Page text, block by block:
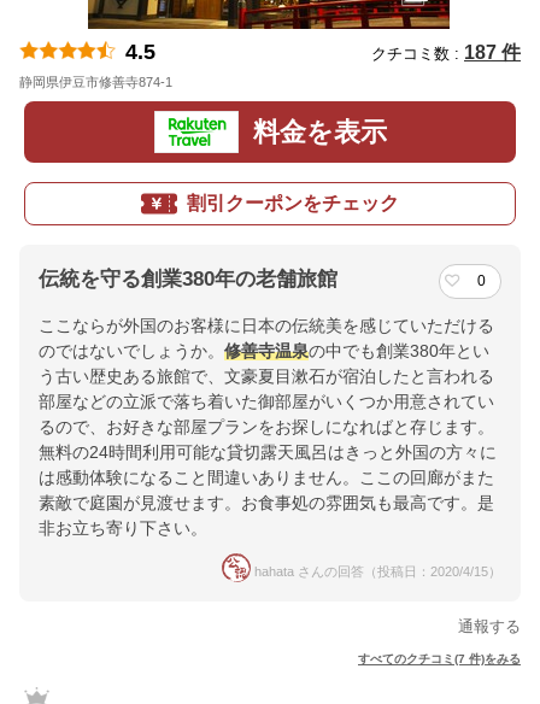
4.5 クチコミ数 : 187 件
静岡県伊豆市修善寺874-1
料金を表示
割引クーポンをチェック
伝統を守る創業380年の老舗旅館 0
ここならが外国のお客様に日本の伝統美を感じていただける
のではないでしょうか。 修善寺温泉の中でも創業380年とい
う古い歴史ある旅館で、文豪夏目漱石が宿泊したと言われる
部屋などの立派で落ち着いた御部屋がいくつか用意されてい
るので、お好きな部屋プランをお探しになればと存じます。
無料の24時間利用可能な貸切露天風呂はきっと外国の方々に
は感動体験になること間違いありません。ここの回廊がまた
素敵で庭園が見渡せます。お食事処の雰囲気も最高です。是
非お立ち寄り下さい。
hahata さんの回答（投稿日：2020/4/15）
通報する
すべてのクチコミ(7 件)をみる